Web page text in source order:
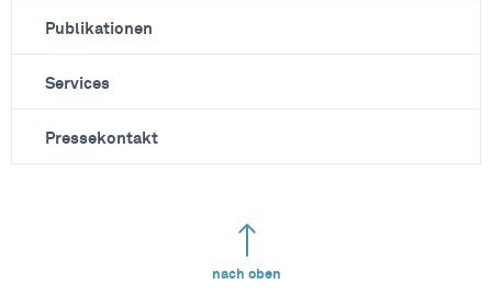
Publikationen
Services
Pressekontakt
nach oben